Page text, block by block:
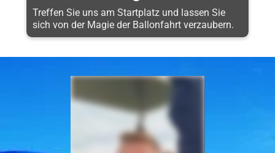
Treffen Sie uns am Startplatz und lassen Sie
sich von der Magie der Ballonfahrt verzaubern.